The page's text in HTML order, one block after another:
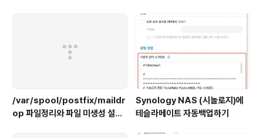
/var/spool/postfix/maildr
op 파일정리와 파일 미생성 설정
Synology NAS (시놀로지)에
테슬라메이트 자동백업하기